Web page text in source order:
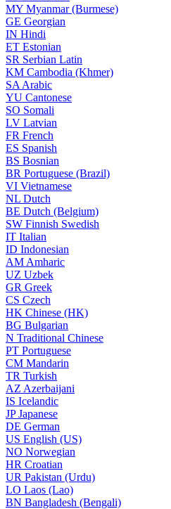
MY Myanmar (Burmese)
GE Georgian
IN Hindi
ET Estonian
SR Serbian Latin
KM Cambodia (Khmer)
SA Arabic
YU Cantonese
SO Somali
LV Latvian
FR French
ES Spanish
BS Bosnian
BR Portuguese (Brazil)
VI Vietnamese
NL Dutch
BE Dutch (Belgium)
SW Finnish Swedish
IT Italian
ID Indonesian
AM Amharic
UZ Uzbek
GR Greek
CS Czech
HK Chinese (HK)
BG Bulgarian
N Traditional Chinese
PT Portuguese
CM Mandarin
TR Turkish
AZ Azerbaijani
IS Icelandic
JPJapanese
DE German
US English (US)
NO Norwegian
HR Croatian
UR Pakistan (Urdu)
LO Laos (Lao)
BN Bangladesh (Bengali)